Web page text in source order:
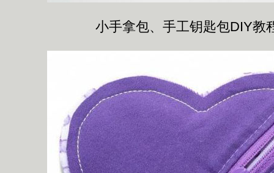
小手拿包、手工钥匙包DIY教